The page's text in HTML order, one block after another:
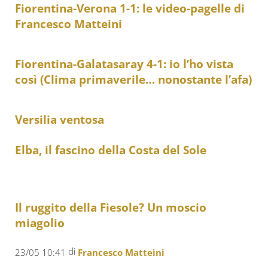
Fiorentina-Verona 1-1: le video-pagelle di
Francesco Matteini
Fiorentina-Galatasaray 4-1: io l’ho vista
così (Clima primaverile… nonostante l’afa)
Versilia ventosa
Elba, il fascino della Costa del Sole
Il ruggito della Fiesole? Un moscio
miagolio
23/05 10:41 di Francesco Matteini